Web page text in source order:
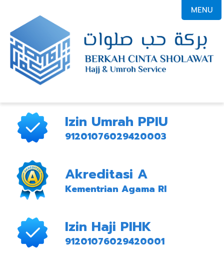
Izin Umrah PPIU
91201076029420003
Akreditasi A
Kementrian Agama RI
Izin Haji PIHK
91201076029420001
MENU